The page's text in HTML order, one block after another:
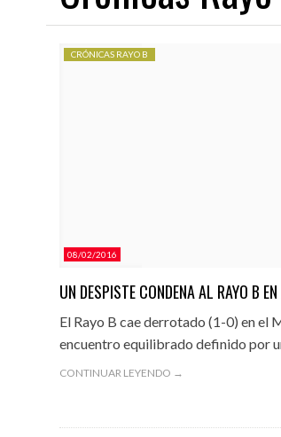
08/02/2016
CRÓNICAS RAYO B
UN DESPISTE CONDENA AL RAYO B
El Rayo B cae derrotado (1-0) en el
encuentro equilibrado definido por
CONTINUAR LEYENDO →